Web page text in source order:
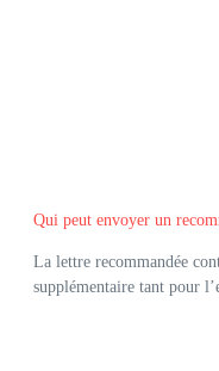
Qui peut envoyer un
La lettre recommandée
supplémentaire tant pour